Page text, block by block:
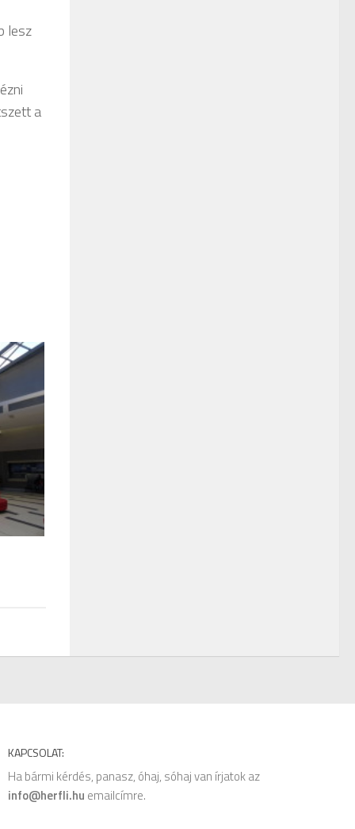
lesz
a
KAPCSOLAT:
Ha bármi kérdés, panasz, óhaj, sóhaj van írjatok az
info@herfli.hu emailcímre.